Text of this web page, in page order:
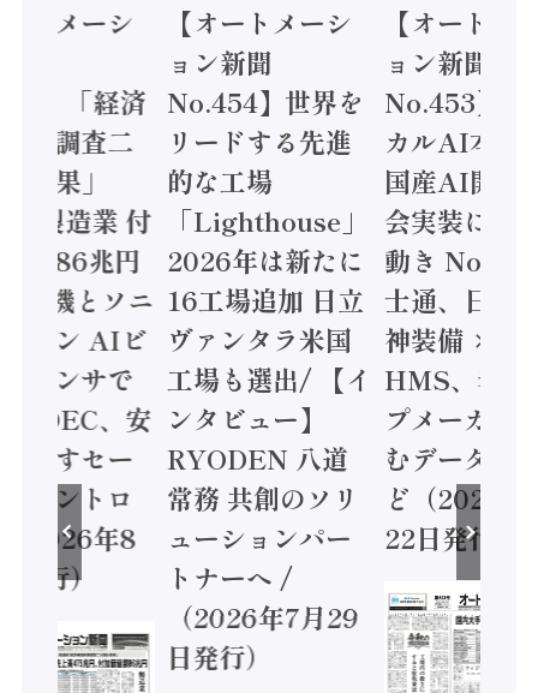
トメーシ
】「経済
態調査二
結果」
年製造業 付
額86兆円
電機とソニ
コン AIビ
センサで
/ IDEC、安
かすセー
コントロ
2026年8
発行）
【オートメーシ
ョン新聞
No.454】世界を
リードする先進
的な工場
「Lighthouse」
2026年は新たに
16工場追加 日立
ヴァンタラ米国
工場も選出/ 【イ
ンタビュー】
RYODEN 八道
常務 共創のソリ
ューションパー
トナーへ /
（2026年7月29
日発行）
【オートメ
ョン新聞
No.453】フ
カルAI本格
国産AI開発
会実装に活
動き
士通、日立
神装備 ×
HMS、老舗
プメーカー
むデータ活
ど（2026年
22日発行）